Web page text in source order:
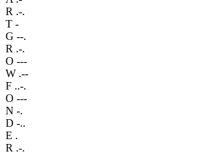
R .-.
T -
G --.
R .-.
O ---
W .--
F ..-.
O ---
N -.
D -..
E .
R .-.